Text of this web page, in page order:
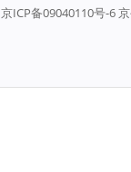
京ICP备09040110号-6